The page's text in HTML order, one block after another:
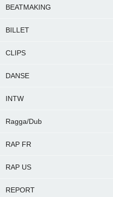
BEATMAKING
BILLET
CLIPS
DANSE
INTW
Ragga/Dub
RAP FR
RAP US
REPORT